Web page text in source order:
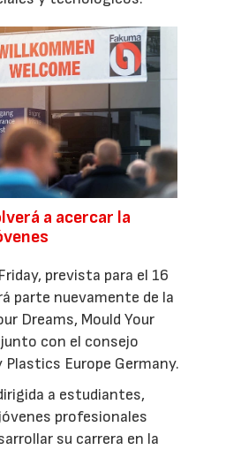
a acercar la
prevista para el 16
parte nuevamente de la
Dreams, Mould Your
con el consejo
Plastics Europe Germany.
a estudiantes,
profesionales
su carrera en la